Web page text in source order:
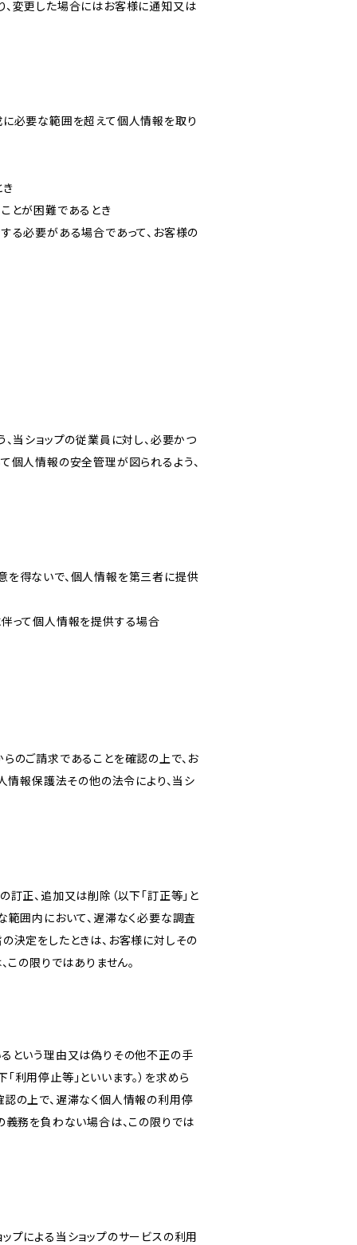
、変更した場合にはお客様に通知又は
に必要な範囲を超えて個人情報を取り
とが困難であるとき
る必要がある場合であって、お客様の
当ショップの従業員に対し、必要かつ
個人情報の安全管理が図られるよう、
を得ないで、個人情報を第三者に提供
って個人情報を提供する場合
のご請求であることを確認の上で、お
情報保護法その他の法令により、当シ
正、追加又は削除（以下「訂正等」と
範囲内において、遅滞なく必要な調査
決定をしたときは、お客様に対しその
この限りではありません。
という理由又は偽りその他不正の手
用停止等」といいます。）を求めら
の上で、遅滞なく個人情報の利用停
義務を負わない場合は、この限りでは
プによる当ショップのサービスの利用